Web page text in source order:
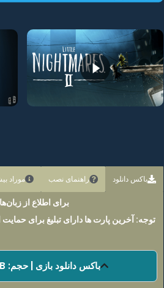
باکس دانلود راهنمای نصب موراد
برای اطلاع از
توجه: آخرین پارت ها دارای تبلیغ برای
باکس دانلود بازی | حجم: 4.99GB + 1.7GB + 242.4KB | فرمت فایل: NSP